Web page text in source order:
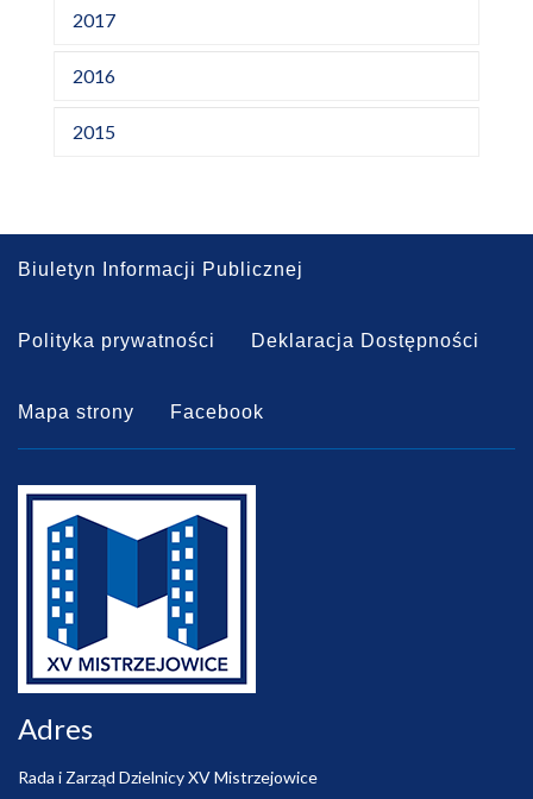
2017
2016
2015
Biuletyn Informacji Publicznej
Polityka prywatności Deklaracja Dostępności
Mapa strony Facebook
Adres
Rada i Zarząd Dzielnicy XV Mistrzejowice